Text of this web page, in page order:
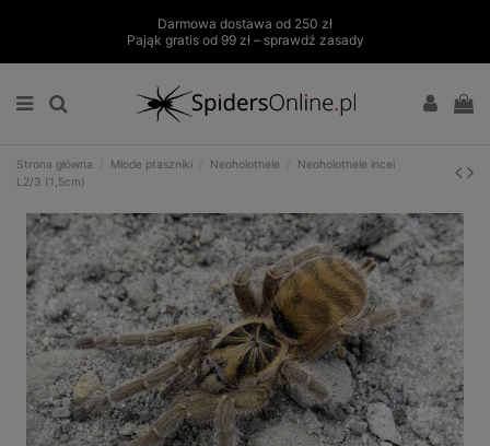
Darmowa dostawa od 250 zł
Pająk gratis od 99 zł – sprawdź zasady
Strona główna Młode ptaszniki Neoholothele
Neoholothele incei
L2/3 (1,5cm)